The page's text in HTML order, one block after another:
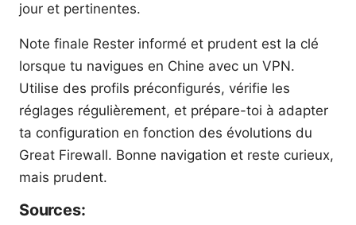
jour et pertinentes.
Note finale Rester informé et prudent est la clé
lorsque tu navigues en Chine avec un VPN.
Utilise des profils préconfigurés, vérifie les
réglages régulièrement, et prépare-toi à adapter
ta configuration en fonction des évolutions du
Great Firewall. Bonne navigation et reste curieux,
mais prudent.
Sources: